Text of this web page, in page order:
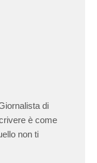
di
è come
non ti